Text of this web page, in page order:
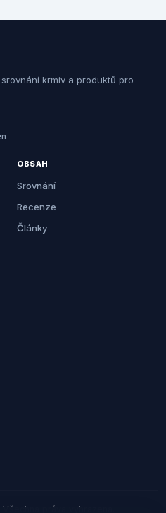
krmiv a produktů pro
OBSAH
Srovnání
Recenze
Články
práva vyhrazena.